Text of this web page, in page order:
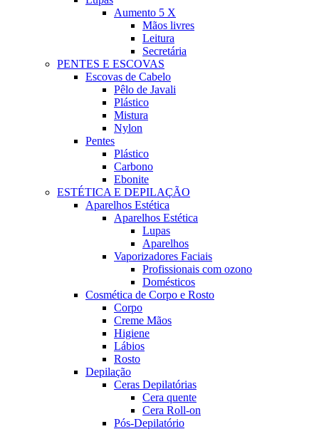
Aumento 5 X
Mãos livres
Leitura
Secretária
PENTES E ESCOVAS
Escovas de Cabelo
Pêlo de Javali
Plástico
Mistura
Nylon
Pentes
Plástico
Carbono
Ebonite
ESTÉTICA E DEPILAÇÃO
Aparelhos Estética
Aparelhos Estética
Lupas
Aparelhos
Vaporizadores Faciais
Profissionais com ozono
Domésticos
Cosmética de Corpo e Rosto
Corpo
Creme Mãos
Higiene
Lábios
Rosto
Depilação
Ceras Depilatórias
Cera quente
Cera Roll-on
Pós-Depilatório